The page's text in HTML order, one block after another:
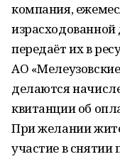
компания,
передаёт их в
АО
делаются
квитанции об
При желании
участие в